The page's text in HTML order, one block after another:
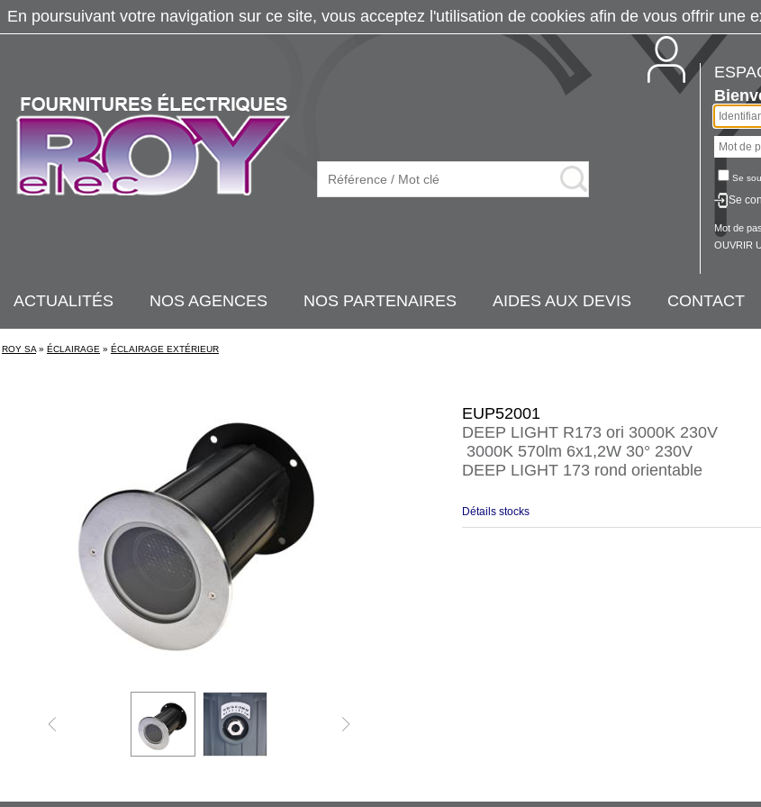
Se
Se
Mot de
OUVRIR
ACTUALITÉS NOS AGENCES NOS PARTENAIRES AIDES AUX DEVIS CONTACT
ROY SA » ÉCLAIRAGE » ÉCLAIRAGE EXTÉRIEUR
EUP52001
DEEP LIGHT R173 ori 3000K 230V
3000K 570lm 6x1,2W 30° 230V
DEEP LIGHT 173 rond orientable
Détails stocks
En poursuivant votre navigation sur ce site, vous acceptez l'utilisation de cookies afin de vous offrir